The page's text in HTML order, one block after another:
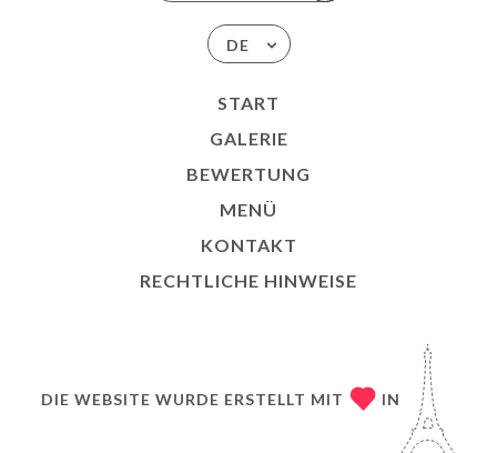
DE
START
GALERIE
BEWERTUNG
MENÜ
KONTAKT
RECHTLICHE HINWEISE
DIE WEBSITE WURDE ERSTELLT MIT IN